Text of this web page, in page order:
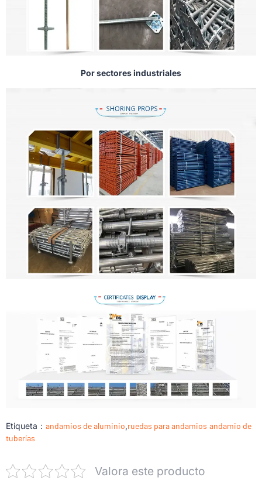
Por sectores industriales
Etiqueta： andamios de aluminio,ruedas para andamios andamio de
tuberías
Valora este producto